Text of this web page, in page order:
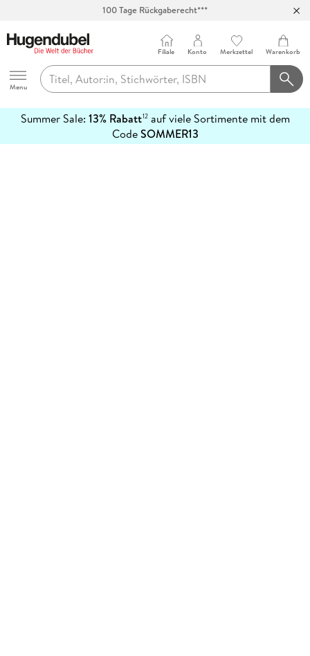
100 Tage Rückgaberecht***
Hugendubel
Menu
Filiale Konto Merkzettel Warenkorb
Summer Sale: 13% Rabatt12auf viele Sortimente mit dem
CodeSOMMER13
erfahren